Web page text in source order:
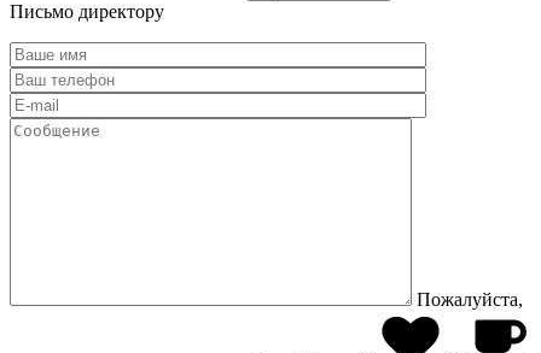
Письмо директору
Пожалуйста,